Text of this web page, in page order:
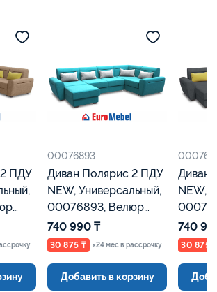
ПДУ
00076893
Диван Полярис 2 ПДУ
NEW, Универсальный,
00076893, Велюр
бирюзовый,
Евромебель
740 990 ₸
30 875 ₸ ×24 мес в рассрочку
Добавить в корзину
Диван
NEW,
740
30 875